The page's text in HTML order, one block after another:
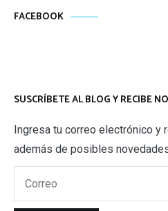
FACEBOOK
SUSCRÍBETE AL BLOG Y RECIBE
Ingresa tu correo electrónico y
además de posibles